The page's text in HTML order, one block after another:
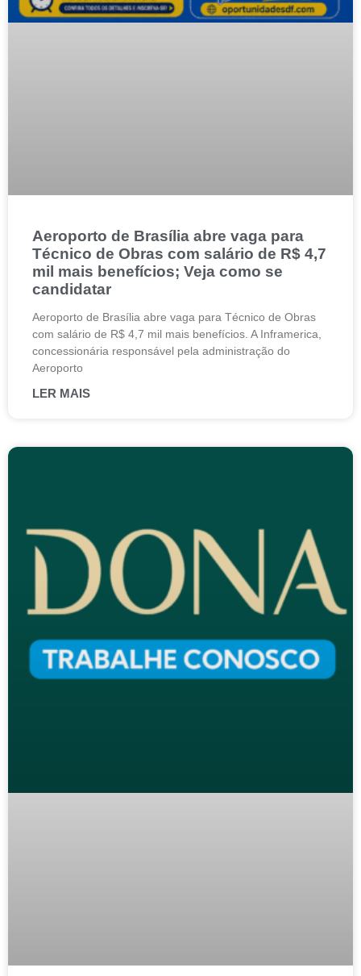
Aeroporto de Brasília abre vaga para
Técnico de Obras com salário de R$ 4,7
mil mais benefícios; Veja como se
candidatar
Aeroporto de Brasília abre vaga para Técnico de Obras
com salário de R$ 4,7 mil mais benefícios. A Inframerica,
concessionária responsável pela administração do
Aeroporto
LER MAIS